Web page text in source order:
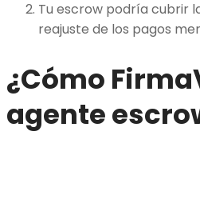
Tu escrow podría cubrir
reajuste de los pagos
¿Cómo
agente